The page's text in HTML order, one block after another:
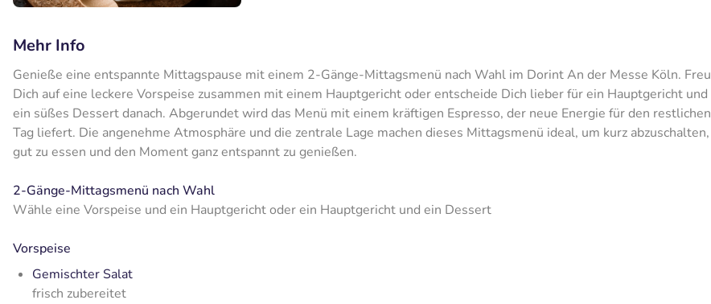
Mehr Info
Genieße eine entspannte Mittagspause mit einem 2-Gänge-Mittagsmenü nach Wahl im Dorint An der Messe Köln. Freu
Dich auf eine leckere Vorspeise zusammen mit einem Hauptgericht oder entscheide Dich lieber für ein Hauptgericht und
ein süßes Dessert danach. Abgerundet wird das Menü mit einem kräftigen Espresso, der neue Energie für den restlichen
Tag liefert. Die angenehme Atmosphäre und die zentrale Lage machen dieses Mittagsmenü ideal, um kurz abzuschalten,
gut zu essen und den Moment ganz entspannt zu genießen.
2-Gänge-Mittagsmenü nach Wahl
Wähle eine Vorspeise und ein Hauptgericht oder ein Hauptgericht und ein Dessert
Vorspeise
Gemischter Salat
frisch zubereitet